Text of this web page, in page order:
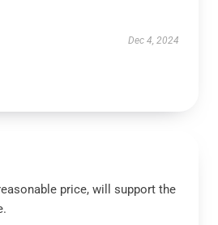
Dec 4, 2024
price, will support the